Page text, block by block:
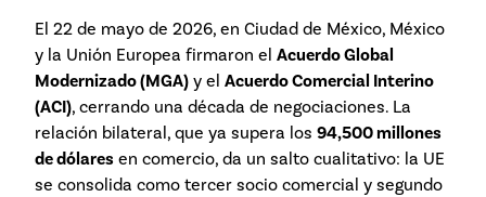
El 22 de mayo de 2026, en Ciudad de México, México
y la Unión Europea firmaron el Acuerdo Global
Modernizado (MGA) y el Acuerdo Comercial Interino
(ACI), cerrando una década de negociaciones. La
relación bilateral, que ya supera los 94,500 millones
de dólares en comercio, da un salto cualitativo: la UE
se consolida como tercer socio comercial y segundo